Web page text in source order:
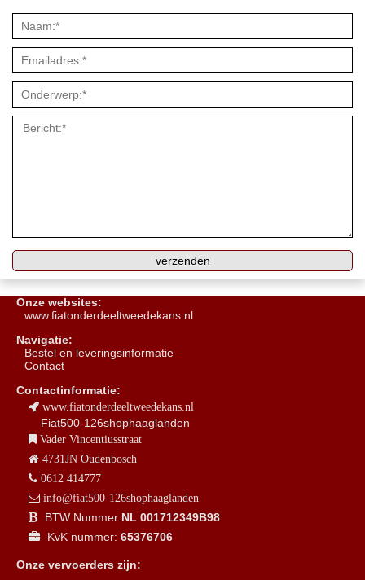
Onze websites:
www.fiatonderdeeltweedekans.nl
Navigatie:
Bestel en leveringsinformatie
Contact
Contactinformatie:
www.fiatonderdeeltweedekans.nl
Fiat500-126shophaaglanden
Vader Vincentiusstraat
4731JN Oudenbosch
0612 414777
info@fiat500-126shophaaglanden
BTW Nummer:NL 001712349B98
KvK nummer: 65376706
Onze vervoerders zijn: